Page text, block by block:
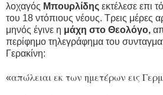
λοχαγός Μπουρλίδης εκτέλεσε επι
του 18 ντόπιους νέους. Τρεις μέρες
μηνός έγινε η μάχη στο Θεολόγο,
περίφημο τηλεγράφημα του
Γερακίνη:
«απώλειαι εκ των ημετέρων εις